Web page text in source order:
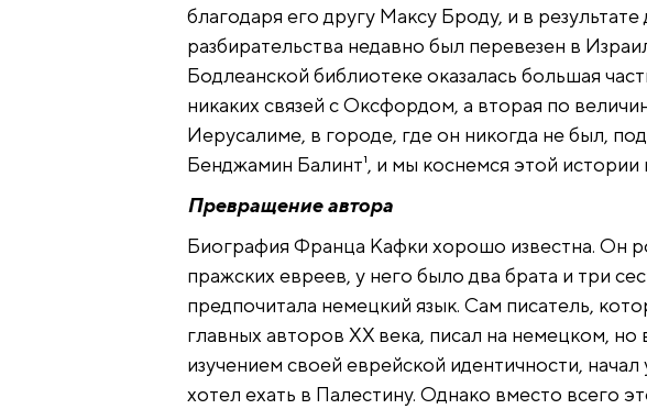
благодаря его другу Максу Броду, и в
разбирательства недавно был перевезен в
Бодлеанской библиотеке оказалась большая
никаких связей с Оксфордом, а вторая по
Иерусалиме, в городе, где он никогда не был,
Бенджамин Балинт¹, и мы коснемся этой истории
Превращение автора
Биография Франца Кафки хорошо известна. Он
пражских евреев, у него было два брата и три
предпочитала немецкий язык. Сам писатель,
главных авторов XX века, писал на немецком,
изучением своей еврейской идентичности,
хотел ехать в Палестину. Однако вместо всего